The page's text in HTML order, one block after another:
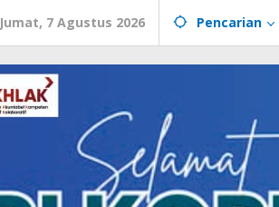
Jumat, 7 Agustus 2026 Pencarian